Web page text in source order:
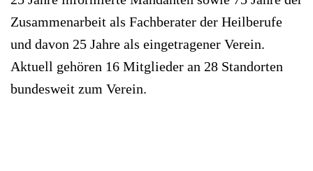
Zusammenarbeit als Fachberater der Heilberufe
und davon 25 Jahre als eingetragener Verein.
Aktuell gehören 16 Mitglieder an 28 Standorten
bundesweit zum Verein.